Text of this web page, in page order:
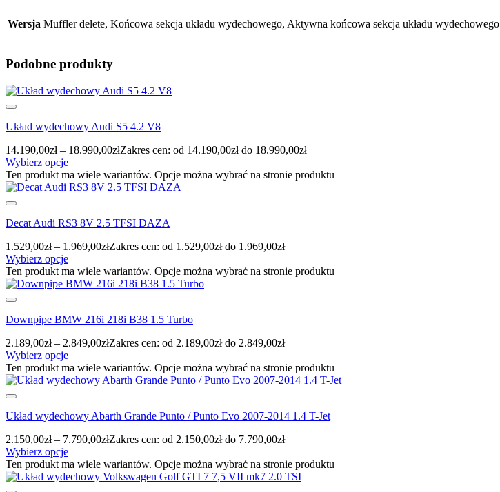
Wersja Muffler delete, Końcowa sekcja układu wydechowego, Aktywna końcowa sekcja układu wydechowego
Podobne produkty
Układ wydechowy Audi S5 4.2 V8
14.190,00zł – 18.990,00złZakres cen: od 14.190,00zł do 18.990,00zł
Wybierz opcje
Ten produkt ma wiele wariantów. Opcje można wybrać na stronie produktu
Decat Audi RS3 8V 2.5 TFSI DAZA
1.529,00zł – 1.969,00złZakres cen: od 1.529,00zł do 1.969,00zł
Wybierz opcje
Ten produkt ma wiele wariantów. Opcje można wybrać na stronie produktu
Downpipe BMW 216i 218i B38 1.5 Turbo
2.189,00zł – 2.849,00złZakres cen: od 2.189,00zł do 2.849,00zł
Wybierz opcje
Ten produkt ma wiele wariantów. Opcje można wybrać na stronie produktu
Układ wydechowy Abarth Grande Punto / Punto Evo 2007-2014 1.4 T-Jet
2.150,00zł – 7.790,00złZakres cen: od 2.150,00zł do 7.790,00zł
Wybierz opcje
Ten produkt ma wiele wariantów. Opcje można wybrać na stronie produktu